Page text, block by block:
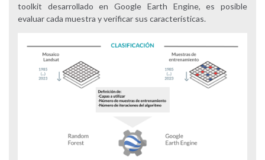
toolkit desarrollado en Google Earth Engine, es posible
evaluar cada muestra y verificar sus características.